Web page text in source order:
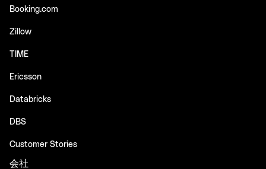
Booking.com
Zillow
TIME
Ericsson
Databricks
DBS
Customer Stories
会社